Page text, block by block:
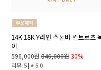
14K 18K Y라인 스톤바 킨트로즈
이
596,000원 846,000원 30%
리뷰: 5 | 5.0